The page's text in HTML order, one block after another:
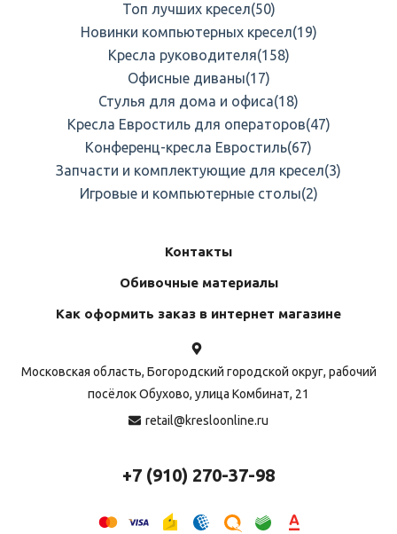
Топ лучших кресел(50)
Новинки компьютерных кресел(19)
Кресла руководителя(158)
Офисные диваны(17)
Стулья для дома и офиса(18)
Кресла Евростиль для операторов(47)
Конференц-кресла Евростиль(67)
Запчасти и комплектующие для кресел(3)
Игровые и компьютерные столы(2)
Контакты
Обивочные материалы
Как оформить заказ в интернет магазине
Московская область, Богородский городской округ, рабочий
посёлок Обухово, улица Комбинат, 21
retail@kresloonline.ru
+7 (910) 270-37-98